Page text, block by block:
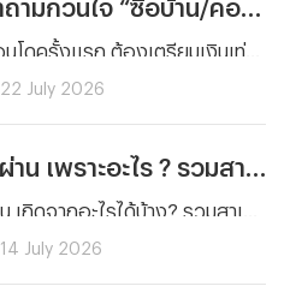
22 July 2026
14 July 2026